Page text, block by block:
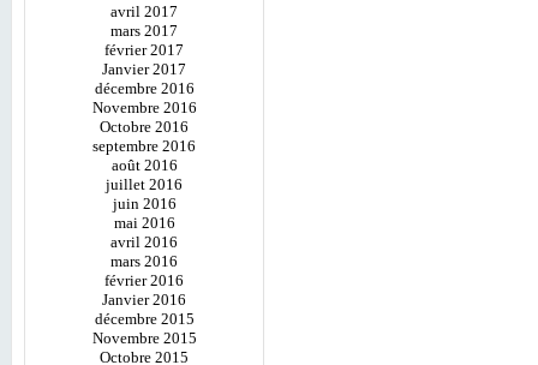
avril 2017
mars 2017
février 2017
Janvier 2017
décembre 2016
Novembre 2016
Octobre 2016
septembre 2016
août 2016
juillet 2016
juin 2016
mai 2016
avril 2016
mars 2016
février 2016
Janvier 2016
décembre 2015
Novembre 2015
Octobre 2015